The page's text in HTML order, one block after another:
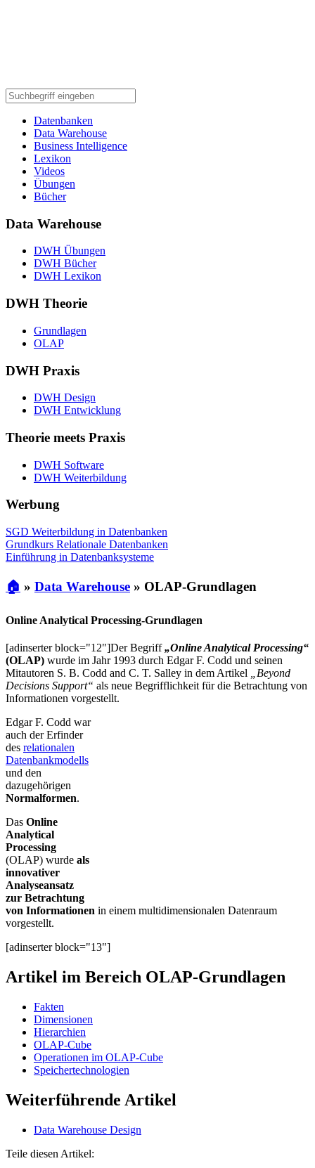
Datenbanken
Data Warehouse
Business Intelligence
Lexikon
Videos
Übungen
Bücher
Data Warehouse
DWH Übungen
DWH Bücher
DWH Lexikon
DWH Theorie
Grundlagen
OLAP
DWH Praxis
DWH Design
DWH Entwicklung
Theorie meets Praxis
DWH Software
DWH Weiterbildung
Werbung
SGD Weiterbildung in Datenbanken
Grundkurs Relationale Datenbanken
Einführung in Datenbanksysteme
🏠 » Data Warehouse » OLAP-Grundlagen
Online Analytical Processing-Grundlagen
[adinserter block="12"]Der Begriff„Online Analytical Processing“
(OLAP) wurde im Jahr 1993 durch Edgar F. Codd und seinen
Mitautoren S. B. Codd and C. T. Salley in dem Artikel „Beyond
Decisions Support“ als neue Begrifflichkeit für die Betrachtung von
Informationen vorgestellt.
Edgar F. Codd war
auch der Erfinder
des relationalen
Datenbankmodells
und den
dazugehörigen
Normalformen.
Das Online
Analytical
Processing
(OLAP) wurde als
innovativer
Analyseansatz
zur Betrachtung
von Informationen in einem multidimensionalen Datenraum
vorgestellt.
[adinserter block="13"]
Artikel im Bereich OLAP-Grundlagen
Fakten
Dimensionen
Hierarchien
OLAP-Cube
Operationen im OLAP-Cube
Speichertechnologien
Weiterführende Artikel
Data Warehouse Design
Teile diesen Artikel: